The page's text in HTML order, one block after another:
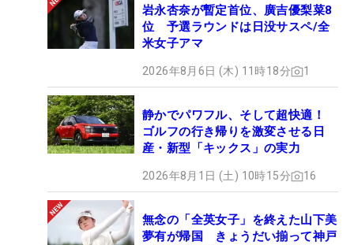
岩永杏奈が暫定首位、廣吉優梨菜8
位 予選ラウンドは日没サスペ/全
米女子アマ
2026年8月6日 (木) 11時18分 1
静かでパワフル、そして超快適！
ゴルフの行き帰りを激変させる日
産・新型「キックス」の実力
2026年8月1日 (土) 10時15分 16
無念の「全英女子」を終えた山下美
夢有が帰国 きょうだい揃って神戸